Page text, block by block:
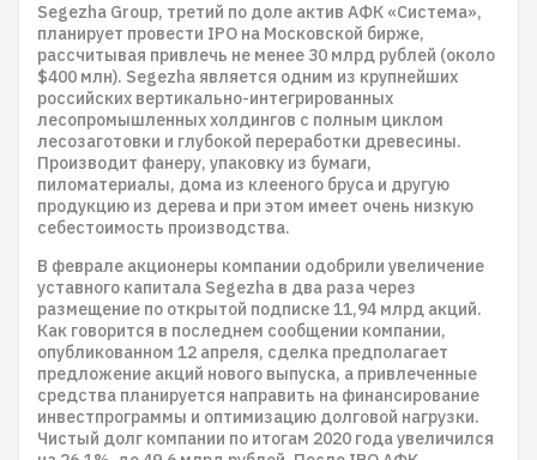
Segezha Group, третий по доле актив АФК «Система»,
планирует провести IPO на Московской бирже,
рассчитывая привлечь не менее 30 млрд рублей (около
$400 млн). Segezha является одним из крупнейших
российских вертикально-интегрированных
лесопромышленных холдингов с полным циклом
лесозаготовки и глубокой переработки древесины.
Производит фанеру, упаковку из бумаги,
пиломатериалы, дома из клееного бруса и другую
продукцию из дерева и при этом имеет очень низкую
себестоимость производства.
В феврале акционеры компании одобрили увеличение
уставного капитала Segezha в два раза через
размещение по открытой подписке 11,94 млрд акций.
Как говорится в последнем сообщении компании,
опубликованном 12 апреля, сделка предполагает
предложение акций нового выпуска, а привлеченные
средства планируется направить на финансирование
инвестпрограммы и оптимизацию долговой нагрузки.
Чистый долг компании по итогам 2020 года увеличился